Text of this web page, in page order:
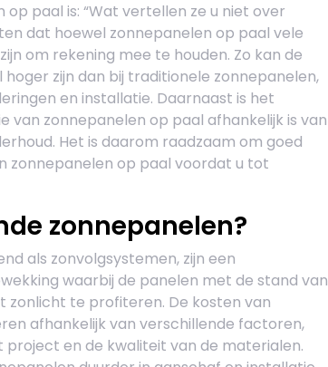
paal is: “Wat vertellen ze u niet over
dat hoewel zonnepanelen op paal vele
om rekening mee te houden. Zo kan de
zijn dan bij traditionele zonnepanelen,
en installatie. Daarnaast is het
zonnepanelen op paal afhankelijk is van
Het is daarom raadzaam om goed
zonnepanelen op paal voordat u tot
zonnepanelen?
als zonvolgsystemen, zijn een
waarbij de panelen met de stand van
zonlicht te profiteren. De kosten van
afhankelijk van verschillende factoren,
en de kwaliteit van de materialen.